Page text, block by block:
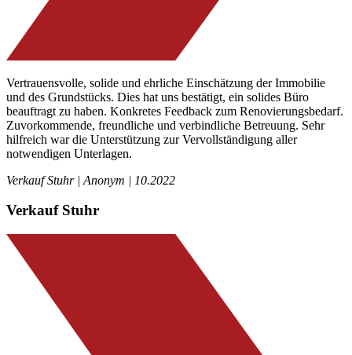
Vertrauensvolle, solide und ehrliche Einschätzung der Immobilie
und des Grundstücks. Dies hat uns bestätigt, ein solides Büro
beauftragt zu haben. Konkretes Feedback zum Renovierungsbedarf.
Zuvorkommende, freundliche und verbindliche Betreuung. Sehr
hilfreich war die Unterstützung zur Vervollständigung aller
notwendigen Unterlagen.
Verkauf Stuhr | Anonym | 10.2022
Verkauf Stuhr